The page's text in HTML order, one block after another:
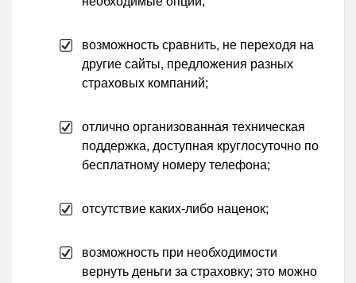
возможность сравнить, не переходя на
другие сайты, предложения разных
страховых компаний;
отлично организованная техническая
поддержка, доступная круглосуточно по
бесплатному номеру телефона;
отсутствие каких-либо наценок;
возможность при необходимости
вернуть деньги за страховку; это можно